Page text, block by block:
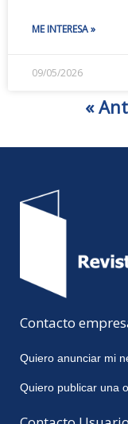
ME INTERESA »
09/05/2026
«
Contacto
Quiero anunciar mi
Quiero publicar una